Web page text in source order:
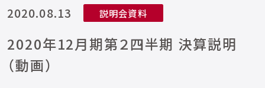
2020.08.13 説明会資料
2020年12月期第２四半期 決算説明
（動画）